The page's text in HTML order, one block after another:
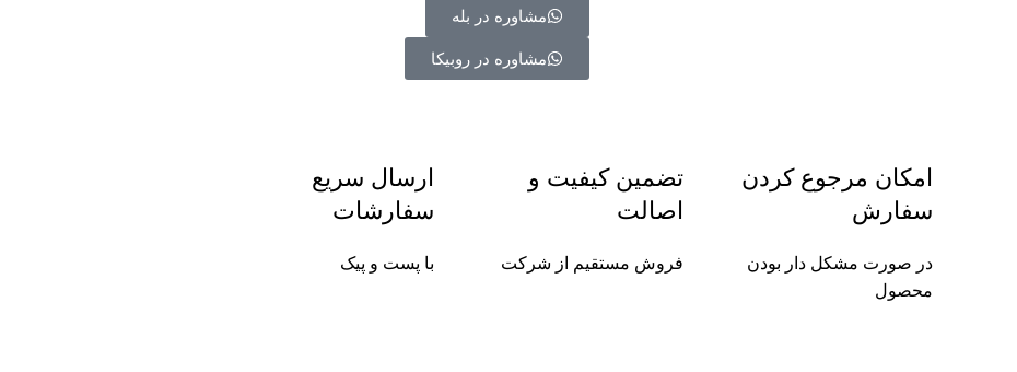
مشاوره در بله
مشاوره در روبیکا
امکان مرجوع کردن
سفارش
در صورت مشکل دار بودن
محصول
تضمین کیفیت و
اصالت
فروش مستقیم از شرکت
ارسال سریع
سفارشات
با پست و پیک